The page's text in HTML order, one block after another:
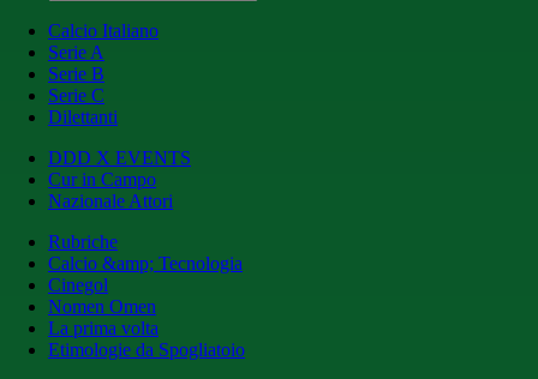
Calcio Italiano
Serie A
Serie B
Serie C
Dilettanti
DDD X EVENTS
Cur in Campo
Nazionale Attori
Rubriche
Calcio &amp; Tecnologia
Cinegol
Nomen Omen
La prima volta
Etimologie da Spogliatoio